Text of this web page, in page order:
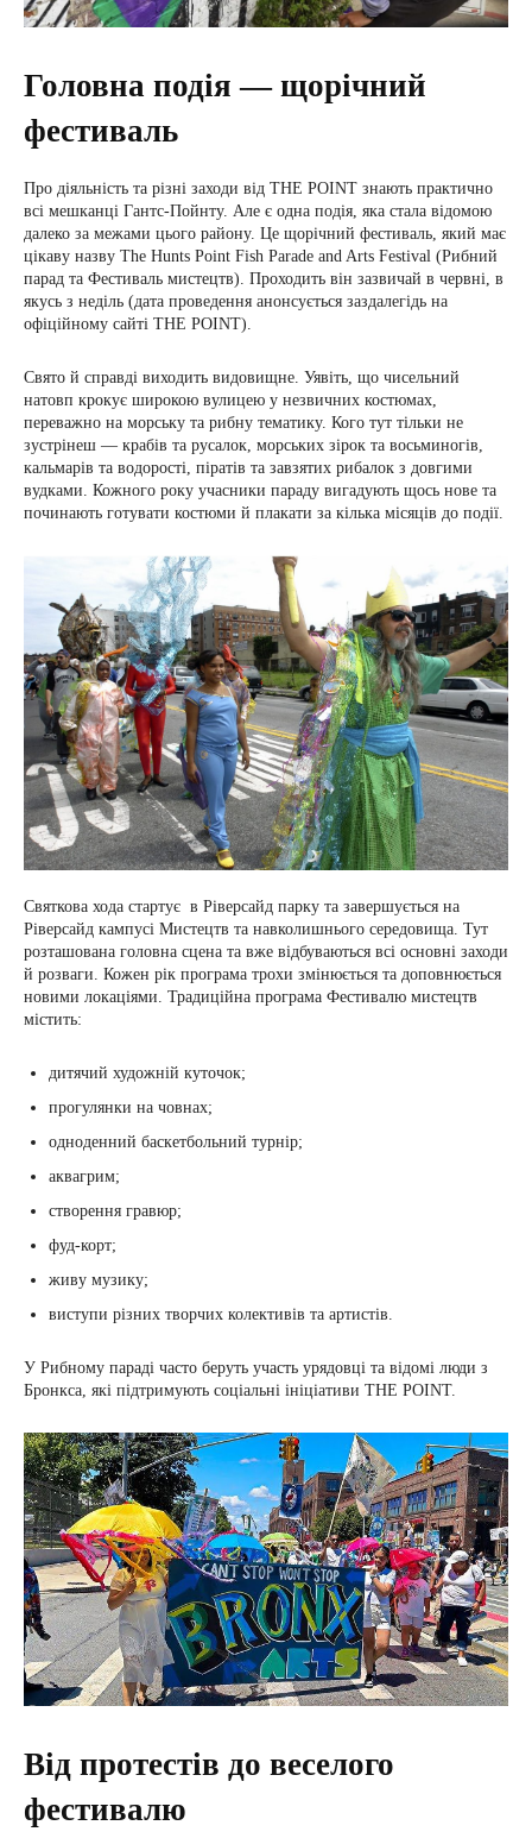
Головна подія — щорічний
фестиваль
Про діяльність та різні заходи від THE POINT знають практично
всі мешканці Гантс-Пойнту. Але є одна подія, яка стала відомою
далеко за межами цього району. Це щорічний фестиваль, який має
цікаву назву The Hunts Point Fish Parade and Arts Festival (Рибний
парад та Фестиваль мистецтв). Проходить він зазвичай в червні, в
якусь з неділь (дата проведення анонсується заздалегідь на
офіційному сайті THE POINT).
Свято й справді виходить видовищне. Уявіть, що чисельний
натовп крокує широкою вулицею у незвичних костюмах,
переважно на морську та рибну тематику. Кого тут тільки не
зустрінеш — крабів та русалок, морських зірок та восьминогів,
кальмарів та водорості, піратів та завзятих рибалок з довгими
вудками. Кожного року учасники параду вигадують щось нове та
починають готувати костюми й плакати за кілька місяців до події.
Святкова хода стартує в Ріверсайд парку та завершується на
Ріверсайд кампусі Мистецтв та навколишнього середовища. Тут
розташована головна сцена та вже відбуваються всі основні заходи
й розваги. Кожен рік програма трохи змінюється та доповнюється
новими локаціями. Традиційна програма Фестивалю мистецтв
містить:
дитячий художній куточок;
прогулянки на човнах;
одноденний баскетбольний турнір;
аквагрим;
створення гравюр;
фуд-корт;
живу музику;
виступи різних творчих колективів та артистів.
У Рибному параді часто беруть участь урядовці та відомі люди з
Бронкса, які підтримують соціальні ініціативи THE POINT.
Від протестів до веселого
фестивалю